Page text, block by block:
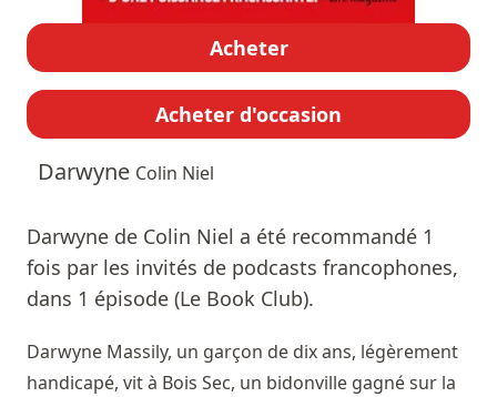
Acheter
Acheter d'occasion
Darwyne Colin Niel
Darwyne de Colin Niel a été recommandé 1
fois par les invités de podcasts francophones,
dans 1 épisode (Le Book Club).
Darwyne Massily, un garçon de dix ans, légèrement
handicapé, vit à Bois Sec, un bidonville gagné sur la